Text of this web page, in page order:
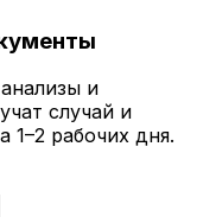
и
случай и
1–2 рабочих дня.